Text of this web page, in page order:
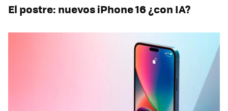
El postre: nuevos iPhone 16 ¿con IA?